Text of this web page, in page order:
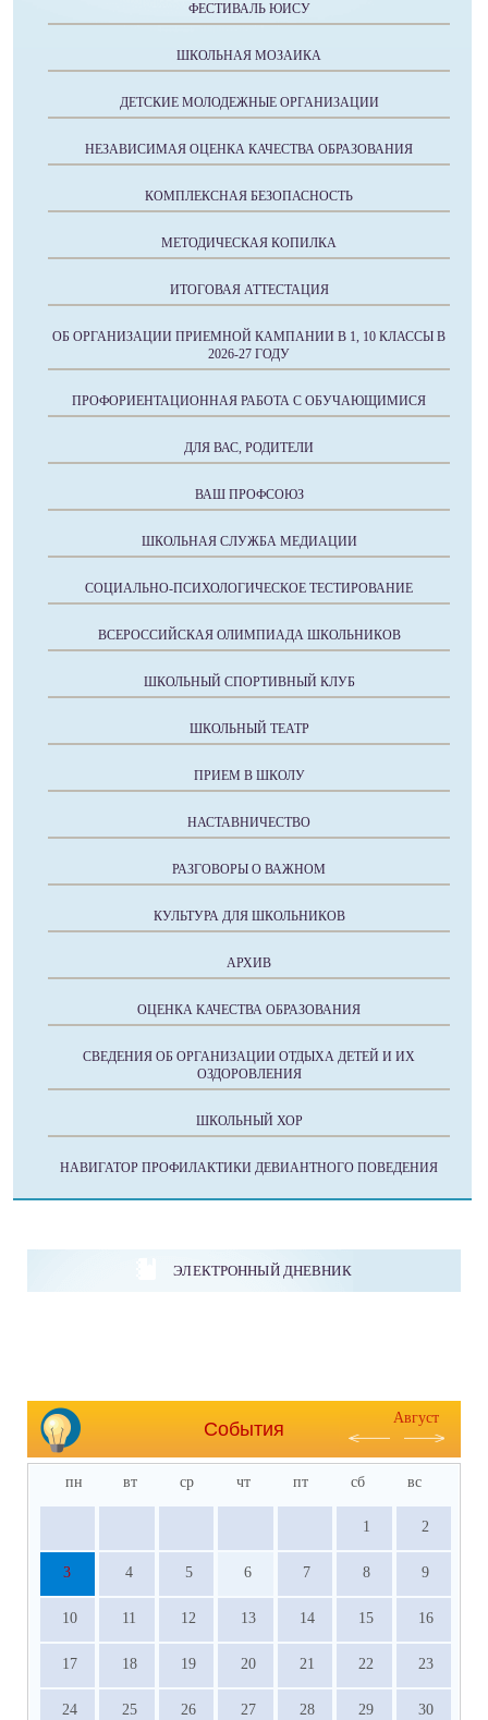
ФЕСТИВАЛЬ ЮИСУ
ШКОЛЬНАЯ МОЗАИКА
ДЕТСКИЕ МОЛОДЕЖНЫЕ ОРГАНИЗАЦИИ
НЕЗАВИСИМАЯ ОЦЕНКА КАЧЕСТВА ОБРАЗОВАНИЯ
КОМПЛЕКСНАЯ БЕЗОПАСНОСТЬ
МЕТОДИЧЕСКАЯ КОПИЛКА
ИТОГОВАЯ АТТЕСТАЦИЯ
ОБ ОРГАНИЗАЦИИ ПРИЕМНОЙ КАМПАНИИ В 1, 10 КЛАССЫ В
2026-27 ГОДУ
ПРОФОРИЕНТАЦИОННАЯ РАБОТА С ОБУЧАЮЩИМИСЯ
ДЛЯ ВАС, РОДИТЕЛИ
ВАШ ПРОФСОЮЗ
ШКОЛЬНАЯ СЛУЖБА МЕДИАЦИИ
СОЦИАЛЬНО-ПСИХОЛОГИЧЕСКОЕ ТЕСТИРОВАНИЕ
ВСЕРОССИЙСКАЯ ОЛИМПИАДА ШКОЛЬНИКОВ
ШКОЛЬНЫЙ СПОРТИВНЫЙ КЛУБ
ШКОЛЬНЫЙ ТЕАТР
ПРИЕМ В ШКОЛУ
НАСТАВНИЧЕСТВО
РАЗГОВОРЫ О ВАЖНОМ
КУЛЬТУРА ДЛЯ ШКОЛЬНИКОВ
АРХИВ
ОЦЕНКА КАЧЕСТВА ОБРАЗОВАНИЯ
СВЕДЕНИЯ ОБ ОРГАНИЗАЦИИ ОТДЫХА ДЕТЕЙ И ИХ
ОЗДОРОВЛЕНИЯ
ШКОЛЬНЫЙ ХОР
НАВИГАТОР ПРОФИЛАКТИКИ ДЕВИАНТНОГО ПОВЕДЕНИЯ
ЭЛЕКТРОННЫЙ ДНЕВНИК
События
Август
пн вт ср чт пт сб вс
1 2
3 4 5 6 7 8 9
10 11 12 13 14 15 16
17 18 19 20 21 22 23
24 25 26 27 28 29 30